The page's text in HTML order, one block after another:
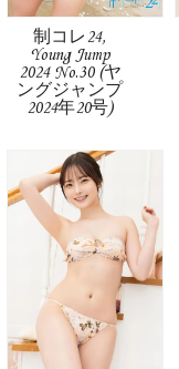
制コレ24,
Young Jump
2024 No.30 (ヤ
ングジャンプ
2024年20号)